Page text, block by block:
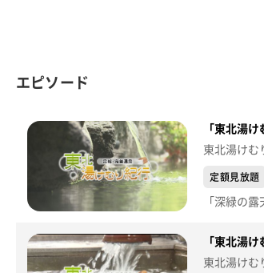
エピソード
「東北湯
東北湯けむ
定額見放題
「東北湯
東北湯けむ